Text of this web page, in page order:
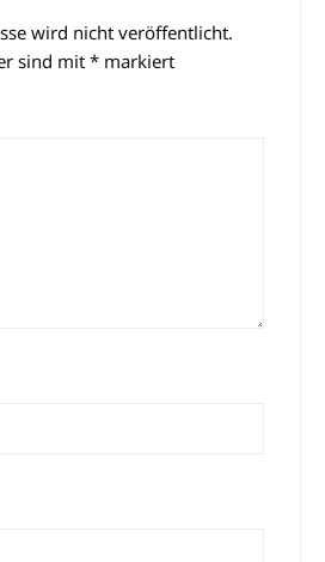
wird nicht veröffentlicht.
sind mit * markiert